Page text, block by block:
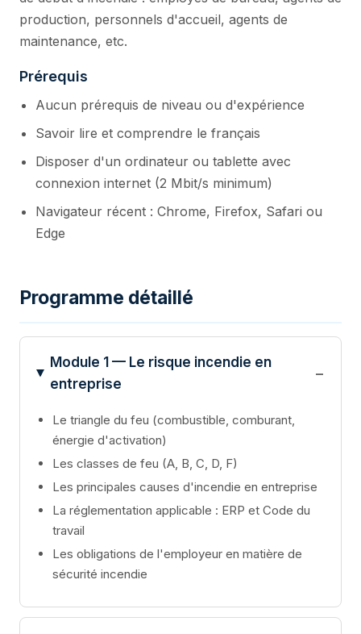
production, personnels d'accueil, agents de
maintenance, etc.
Prérequis
Aucun prérequis de niveau ou d'expérience
Savoir lire et comprendre le français
Disposer d'un ordinateur ou tablette avec
connexion internet (2 Mbit/s minimum)
Navigateur récent : Chrome, Firefox, Safari ou
Edge
Programme détaillé
Module 1 — Le risque incendie en
entreprise
Le triangle du feu (combustible, comburant,
énergie d'activation)
Les classes de feu (A, B, C, D, F)
Les principales causes d'incendie en entreprise
La réglementation applicable : ERP et Code du
travail
Les obligations de l'employeur en matière de
sécurité incendie